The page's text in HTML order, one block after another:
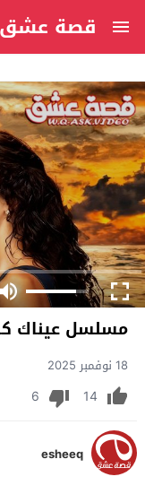
قصة عشق
مسلسل عيناك
18 نوفمبر 2025
14
6
esheeq